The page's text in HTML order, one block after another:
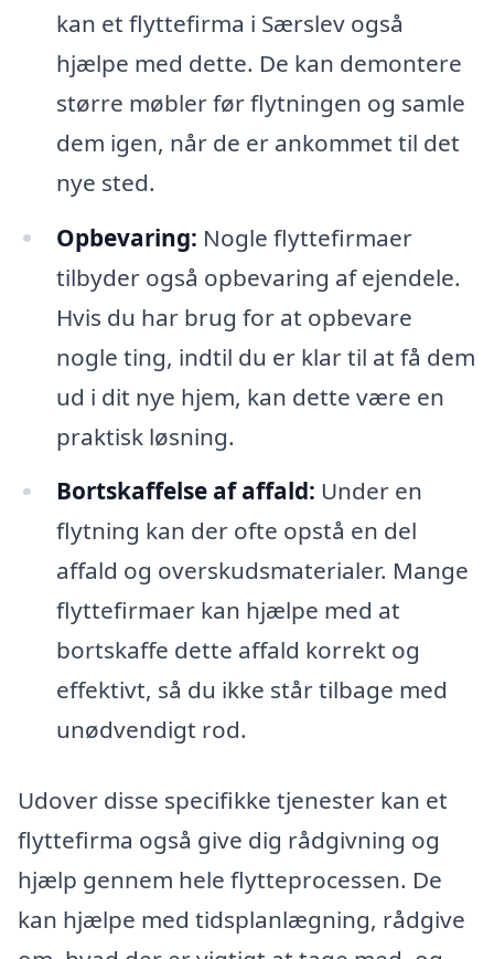
kan et flyttefirma i Særslev også
hjælpe med dette. De kan demontere
større møbler før flytningen og samle
dem igen, når de er ankommet til det
nye sted.
Opbevaring: Nogle flyttefirmaer
tilbyder også opbevaring af ejendele.
Hvis du har brug for at opbevare
nogle ting, indtil du er klar til at få dem
ud i dit nye hjem, kan dette være en
praktisk løsning.
Bortskaffelse af affald: Under en
flytning kan der ofte opstå en del
affald og overskudsmaterialer. Mange
flyttefirmaer kan hjælpe med at
bortskaffe dette affald korrekt og
effektivt, så du ikke står tilbage med
unødvendigt rod.
Udover disse specifikke tjenester kan et
flyttefirma også give dig rådgivning og
hjælp gennem hele flytteprocessen. De
kan hjælpe med tidsplanlægning, rådgive